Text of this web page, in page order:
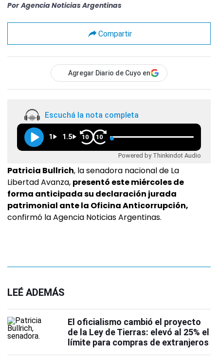
Por Agencia Noticias Argentinas
Compartir
Agregar Diario de Cuyo en
Escuchá la nota completa
1 1.5 10 10
Powered by Thinkindot Audio
Patricia Bullrich, la senadora nacional de La
Libertad Avanza, presentó este miércoles de
forma anticipada su declaración jurada
patrimonial ante la Oficina Anticorrupción,
confirmó la Agencia Noticias Argentinas.
LEÉ ADEMÁS
El oficialismo cambió el proyecto
de la Ley de Tierras: elevó al 25% el
límite para compras de extranjeros